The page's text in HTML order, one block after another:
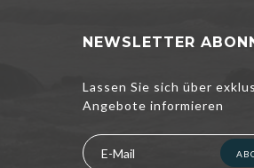
NEWSLETTER
Lassen Sie sich über
Angebote informieren